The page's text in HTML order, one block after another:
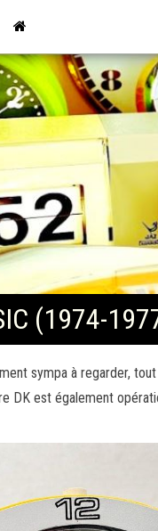
(1974-
sympa à regarder,
DK est également